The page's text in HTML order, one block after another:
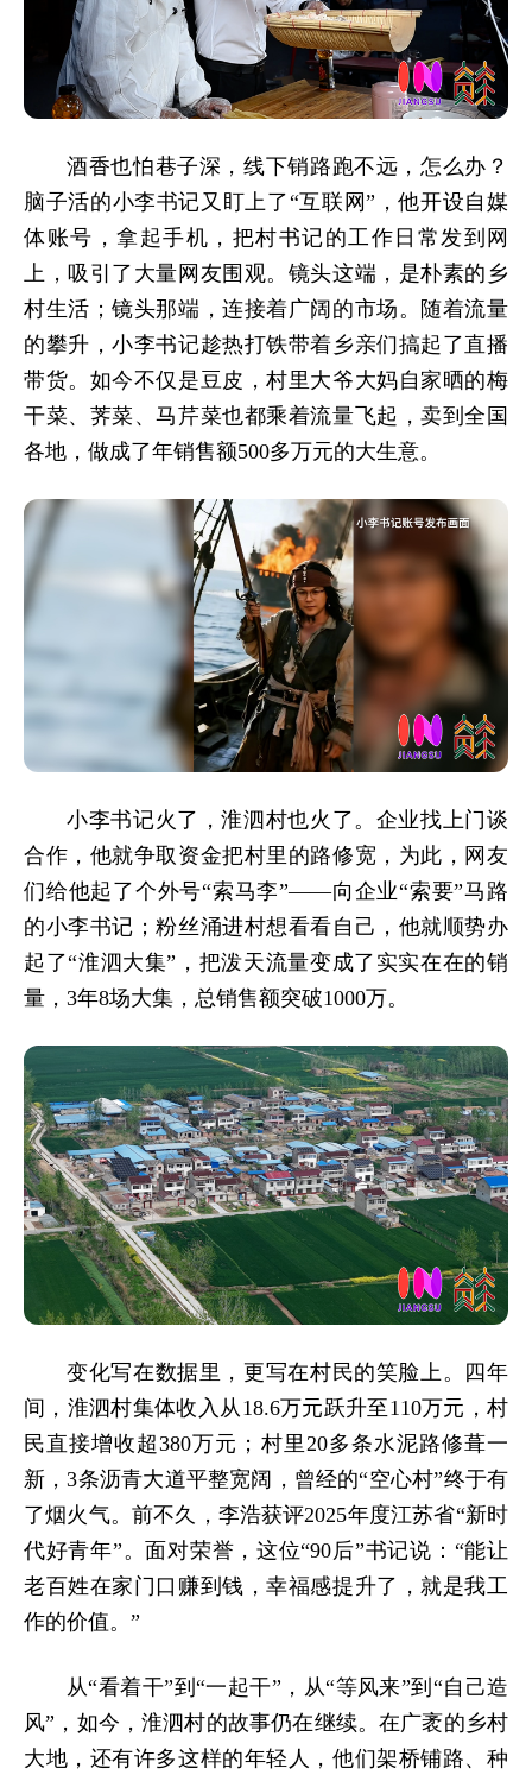
酒香也怕巷子深，线下销路跑不远，怎么办？
脑子活的小李书记又盯上了“互联网”，他开设自媒
体账号，拿起手机，把村书记的工作日常发到网
上，吸引了大量网友围观。镜头这端，是朴素的乡
村生活；镜头那端，连接着广阔的市场。随着流量
的攀升，小李书记趁热打铁带着乡亲们搞起了直播
带货。如今不仅是豆皮，村里大爷大妈自家晒的梅
干菜、荠菜、马芹菜也都乘着流量飞起，卖到全国
各地，做成了年销售额500多万元的大生意。
小李书记火了，淮泗村也火了。企业找上门谈
合作，他就争取资金把村里的路修宽，为此，网友
们给他起了个外号“索马李”——向企业“索要”马路
的小李书记；粉丝涌进村想看看自己，他就顺势办
起了“淮泗大集”，把泼天流量变成了实实在在的销
量，3年8场大集，总销售额突破1000万。
变化写在数据里，更写在村民的笑脸上。四年
间，淮泗村集体收入从18.6万元跃升至110万元，村
民直接增收超380万元；村里20多条水泥路修葺一
新，3条沥青大道平整宽阔， 曾经的“空心村”终于有
了烟火气。前不久 ，李浩获评2025年度江苏省“新时
代好青年”。面对荣誉，这位“90后”书记说：“能让
老百姓在家门口赚到钱，幸福感提升了，就是我工
作的价值。”
从“看着干”到“一起干”，从“等风来”到“自己造
风”，如今，淮泗村的故事仍在继续。在广袤的乡村
大地， 还有许多这样的年轻人，他们架桥铺路、种